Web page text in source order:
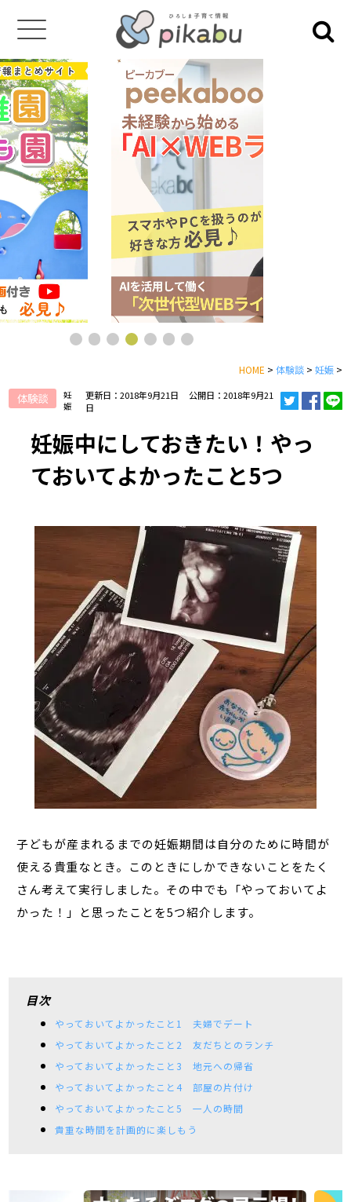
HOME > 体験談> 妊娠>
体験談
妊
娠
更新日：2018年9月21日
公開日：2018年9月21
日
妊娠中にしておきたい！やっ
ておいてよかったこと5つ
子どもが産まれるまでの妊娠期間は自分のために時間が
使える貴重なとき。このときにしかできないことをたく
さん考えて実行しました。その中でも「やっておいてよ
かった！」と思ったことを5つ紹介します。
目次
やっておいてよかったこと1 夫婦でデート
やっておいてよかったこと2 友だちとのランチ
やっておいてよかったこと3 地元への帰省
やっておいてよかったこと4 部屋の片付け
やっておいてよかったこと5 一人の時間
貴重な時間を計画的に楽しもう